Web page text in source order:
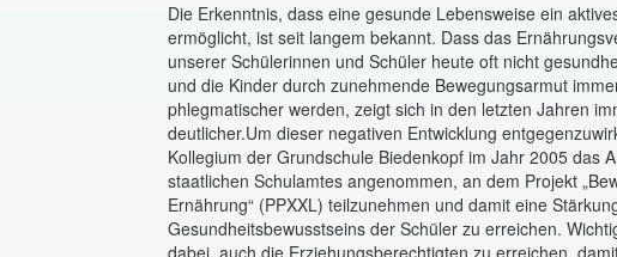
Die Erkenntnis, dass eine gesunde Lebensweise ein
ermöglicht, ist seit langem bekannt. Dass das
unserer Schülerinnen und Schüler heute oft nicht
und die Kinder durch zunehmende Bewegungsarmut
phlegmatischer werden, zeigt sich in den letzten Jahren
deutlicher.Um dieser negativen Entwicklung
Kollegium der Grundschule Biedenkopf im Jahr 2005 das
staatlichen Schulamtes angenommen, an dem Projekt
Ernährung“ (PPXXL) teilzunehmen und damit eine
Gesundheitsbewusstseins der Schüler zu erreichen.
dabei, auch die Erziehungsberechtigten zu erreichen,